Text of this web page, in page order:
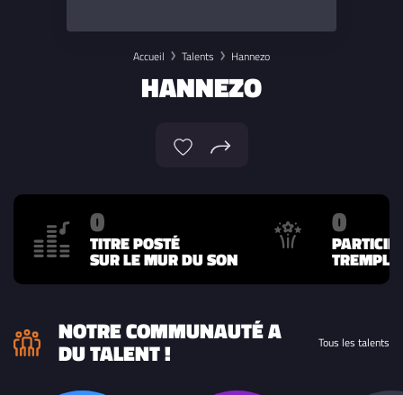
Accueil Talents Hannezo
HANNEZO
0
TITRE POSTÉ
SUR LE MUR DU SON
0
NOTRE COMMUNAUTÉ A
DU TALENT ! Tous les talents